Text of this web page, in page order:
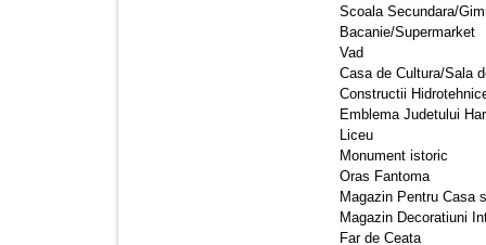
Scoala Secundara/
Bacanie/Supermarket
Vad
Casa de Cultura/Sala
Constructii
Emblema Judetului
Liceu
Monument istoric
Oras Fantoma
Magazin Pentru Casa
Magazin Decoratiuni
Far de Ceata